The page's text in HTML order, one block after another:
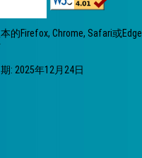
的Firefox, Chrome, Safari或Edge
: 2025年12月24日